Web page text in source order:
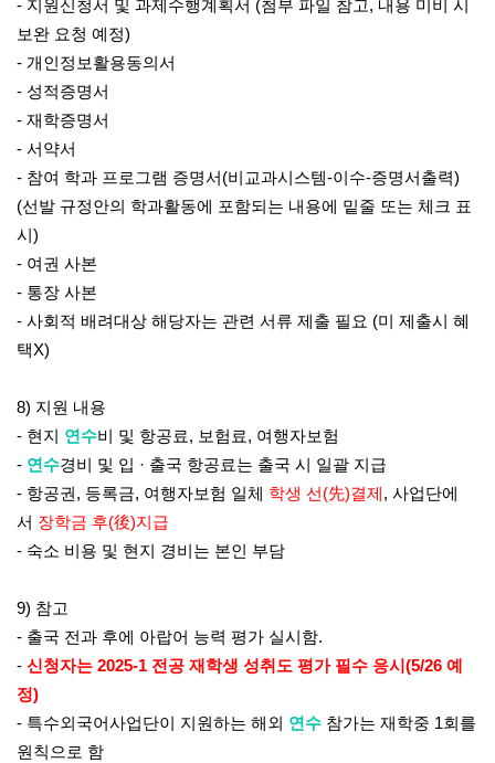
- 지원신청서 및 과제수행계획서 (첨부 파일 참고, 내용 미비 시
보완 요청 예정)
- 개인정보활용동의서
- 성적증명서
- 재학증명서
- 서약서
- 참여 학과 프로그램 증명서(비교과시스템-이수-증명서출력)
(선발 규정안의 학과활동에 포함되는 내용에 밑줄 또는 체크 표
시)
- 여권 사본
- 통장 사본
- 사회적 배려대상 해당자는 관련 서류 제출 필요 (미 제출시 혜
택X)
8) 지원 내용
- 현지 연수비 및 항공료, 보험료, 여행자보험
- 연수경비 및 입 · 출국 항공료는 출국 시 일괄 지급
- 항공권, 등록금, 여행자보험 일체 학생 선(先)결제, 사업단에
서 장학금 후(後)지급
- 숙소 비용 및 현지 경비는 본인 부담
9) 참고
- 출국 전과 후에 아랍어 능력 평가 실시함.
- 신청자는 2025-1 전공 재학생 성취도 평가 필수 응시(5/26 예
정)
- 특수외국어사업단이 지원하는 해외 연수 참가는 재학중 1회를
원칙으로 함